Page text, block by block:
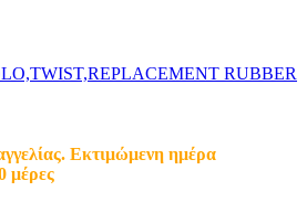
Εκτιμώμενη ημέρα
μέρες